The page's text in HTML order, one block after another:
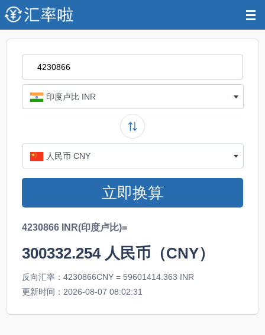
印度卢比 INR
人民币 CNY
立即换算
4230866 INR(印度卢比)=
300332.254人民币（CNY）
反向汇率：4230866CNY = 59601414.363 INR
更新时间：2026-08-07 08:02:31